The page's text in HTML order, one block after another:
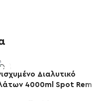
Διαλυτικό
4000ml Spot Rem